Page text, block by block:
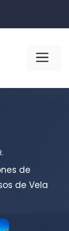
de
de Vela